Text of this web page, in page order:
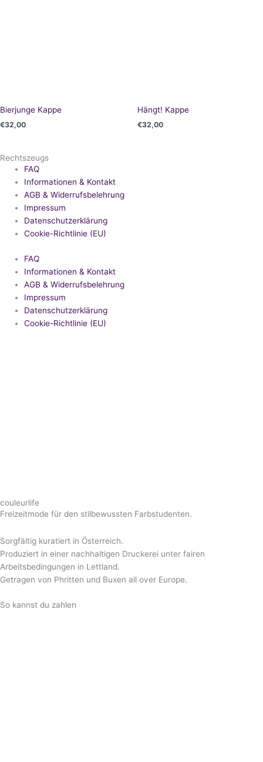
Bierjunge Kappe
€32,00
Hängt! Kappe
€32,00
Rechtszeugs
FAQ
Informationen & Kontakt
AGB & Widerrufsbelehrung
Impressum
Datenschutzerklärung
Cookie-Richtlinie (EU)
FAQ
Informationen & Kontakt
AGB & Widerrufsbelehrung
Impressum
Datenschutzerklärung
Cookie-Richtlinie (EU)
couleurlife
Freizeitmode für den stilbewussten Farbstudenten.
Sorgfältig kuratiert in Österreich.
Produziert in einer nachhaltigen Druckerei unter fairen
Arbeitsbedingungen in Lettland.
Getragen von Phritten und Buxen all over Europe.
So kannst du zahlen